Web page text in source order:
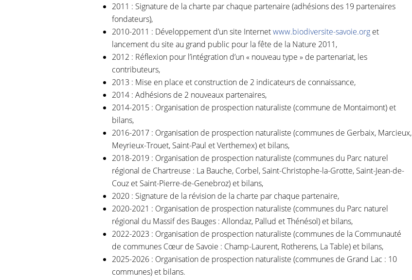
2011 : Signature de la charte par chaque partenaire (adhésions des 19 partenaires
fondateurs),
2010-2011 : Développement d’un site Internetwww.biodiversite-savoie.orget
lancement du site au grand public pour la fête de la Nature 2011,
2012 : Réflexion pour l’intégration d’un « nouveau type » de partenariat, les
contributeurs,
2013 : Mise en place et construction de 2 indicateurs de connaissance,
2014 : Adhésions de 2 nouveaux partenaires,
2014-2015 : Organisation de prospection naturaliste (commune de Montaimont) et
bilans,
2016-2017 : Organisation de prospection naturaliste (communes de Gerbaix, Marcieux,
Meyrieux-Trouet, Saint-Paul et Verthemex) et bilans,
2018-2019 : Organisation de prospection naturaliste (communes du Parc naturel
régional de Chartreuse : La Bauche, Corbel, Saint-Christophe-la-Grotte, Saint-Jean-de-
Couz et Saint-Pierre-de-Genebroz) et bilans,
2020 : Signature de la révision de la charte par chaque partenaire,
2020-2021 : Organisation de prospection naturaliste (communes du Parc naturel
régional du Massif des Bauges : Allondaz, Pallud et Thénésol) et bilans,
2022-2023 : Organisation de prospection naturaliste (communes de la Communauté
de communes Cœur de Savoie : Champ-Laurent, Rotherens, La Table) et bilans,
2025-2026 : Organisation de prospection naturaliste (communes de Grand Lac : 10
communes) et bilans.